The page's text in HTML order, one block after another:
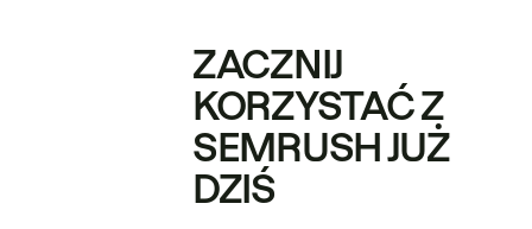
ZACZNIJ
KORZYSTAĆ Z
SEMRUSH JUŻ
DZIŚ